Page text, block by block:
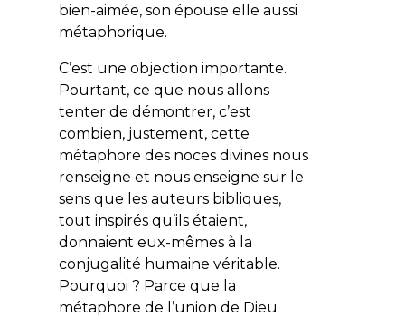
bien-aimée, son épouse elle aussi
métaphorique.
C’est une objection importante.
Pourtant, ce que nous allons
tenter de démontrer, c’est
combien, justement, cette
métaphore des noces divines nous
renseigne et nous enseigne sur le
sens que les auteurs bibliques,
tout inspirés qu’ils étaient,
donnaient eux-mêmes à la
conjugalité humaine véritable.
Pourquoi ? Parce que la
métaphore de l’union de Dieu